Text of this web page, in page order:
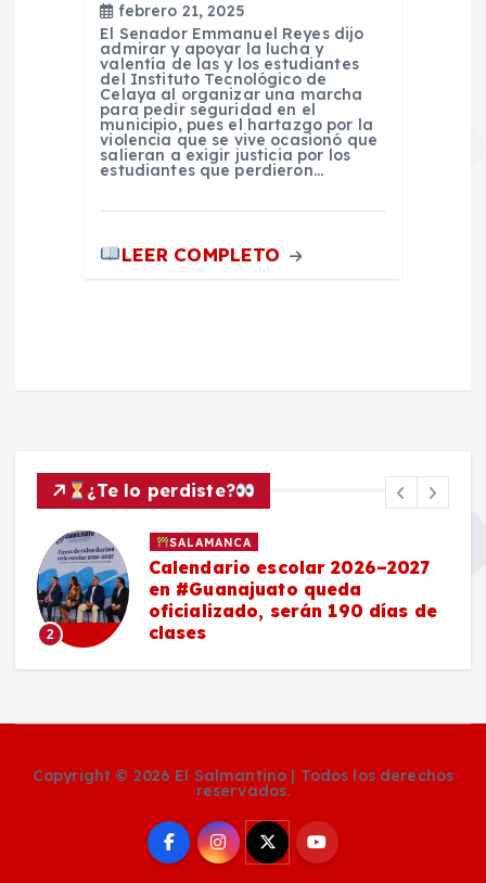
febrero 21, 2025
El Senador Emmanuel Reyes dijo
admirar y apoyar la lucha y
valentía de las y los estudiantes
del Instituto Tecnológico de
Celaya al organizar una marcha
para pedir seguridad en el
municipio, pues el hartazgo por la
violencia que se vive ocasionó que
salieran a exigir justicia por los
estudiantes que perdieron…
LEER COMPLETO
¿Te lo perdiste?
2
SALAMANCA
Calendario escolar 2026–2027
en #Guanajuato queda
oficializado, serán 190 días de
clases
Copyright © 2026 El Salmantino | Todos los derechos
reservados.